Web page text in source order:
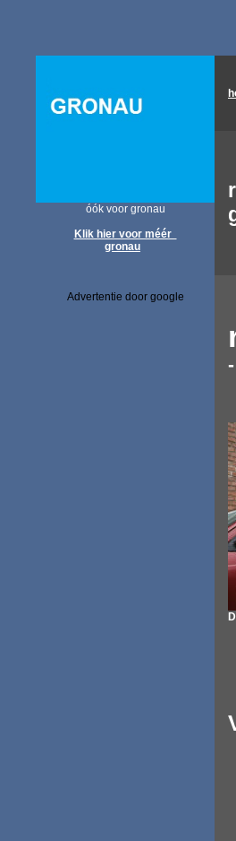
óók voor gronau
Klik hier voor méér
gronau
Advertentie door google